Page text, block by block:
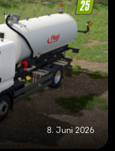
8. Juni 2026